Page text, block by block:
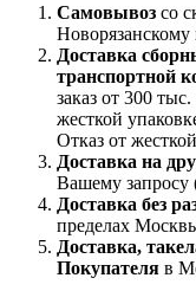
Самовывоз со
Доставка
транспортной
заказ от 300
жесткой
Отказ от
Доставка на
Вашему запросу
Доставка без
пределах
Доставка,
Покупателя в